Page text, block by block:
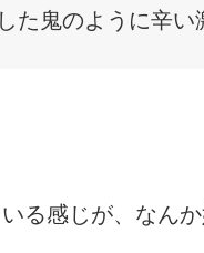
た鬼のように辛い
る感じが、なん